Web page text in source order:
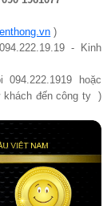
)
- Kinh
hoặc
khách đến công ty )